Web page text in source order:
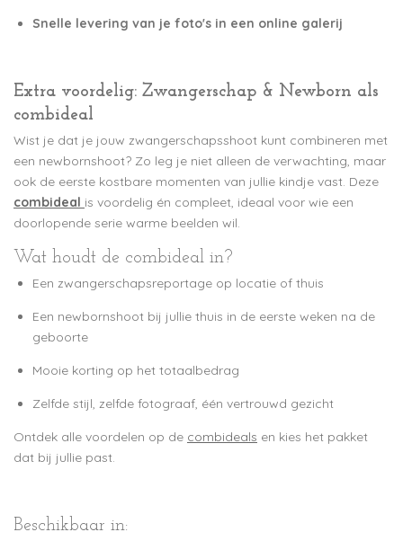
Snelle levering van je foto's in een online galerij
Extra voordelig: Zwangerschap & Newborn als
combideal
Wist je dat je jouw zwangerschapsshoot kunt combineren met
een newbornshoot? Zo leg je niet alleen de verwachting, maar
ook de eerste kostbare momenten van jullie kindje vast. Deze
combideal is voordelig én compleet, ideaal voor wie een
doorlopende serie warme beelden wil.
Wat houdt de combideal in?
Een zwangerschapsreportage op locatie of thuis
Een newbornshoot bij jullie thuis in de eerste weken na de
geboorte
Mooie korting op het totaalbedrag
Zelfde stijl, zelfde fotograaf, één vertrouwd gezicht
Ontdek alle voordelen op de combideals en kies het pakket
dat bij jullie past.
Beschikbaar in: